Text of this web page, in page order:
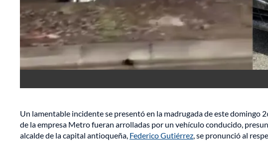
Un lamentable incidente se presentó en la madrugada de este domingo
de la empresa Metro fueran arrolladas por un vehículo conducido,
alcalde de la capital antioqueña, Federico Gutiérrez, se pronunció al